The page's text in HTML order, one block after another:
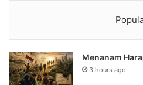
Menanam
3 hours ago